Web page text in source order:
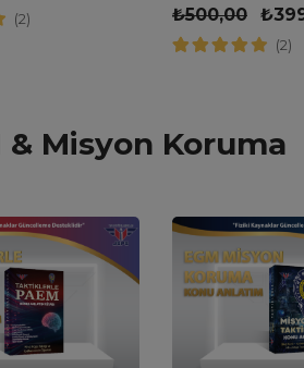
(2)
Kitabı
₺500,00 ₺
(2)
& Misyon Koruma